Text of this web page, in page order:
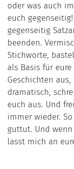
oder was auch
euch
gegenseitig
beenden.
Stichworte,
als Basis für
Geschichten
dramatisch,
euch aus. Und
immer wieder.
guttut. Und
lasst mich an